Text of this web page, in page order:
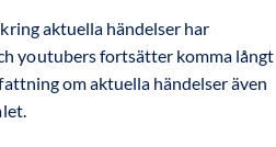
aktuella händelser har
youtubers fortsätter komma långt
om aktuella händelser även